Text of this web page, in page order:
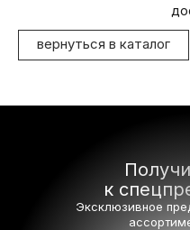
вернуться в каталог
к
Эксклюзивное